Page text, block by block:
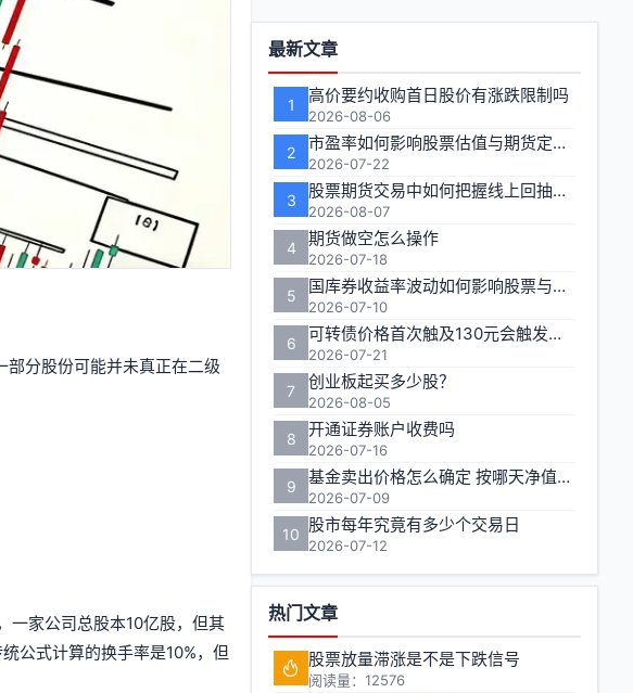
部分股份可能并未真正在二级
一家公司总股本10亿股，但其
公式计算的换手率是10%，但
功
能
区
最新文章
1 高价要约收购首日股价有涨跌限制吗
2026-08-06
2 市盈率如何影响股票估值与期货定价逻辑
2026-07-22
3 股票期货交易中如何把握线上回抽的入场时机
2026-08-07
4 期货做空怎么操作
2026-07-18
5 国库券收益率波动如何影响股票与期货市场联动性
2026-07-10
6 可转债价格首次触及130元会触发多长时间的临时停牌
2026-07-21
7 创业板起买多少股？
2026-08-05
8 开通证券账户收费吗
2026-07-16
9 基金卖出价格怎么确定 按哪天净值计算
2026-07-09
10 股市每年究竟有多少个交易日
2026-07-12
热门文章
股票放量滞涨是不是下跌信号
阅读量：12576